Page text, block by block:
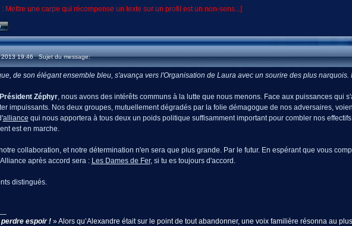
Mettre une carpe qui récompense un texte sur un profil est un non-sens...]
2013 19:46 Sujet du message:
de son élégant ensemble bleu, s'avança vers l'Organisation de Laura avec un sourire des plus
Président Zéphyr, nous avons des intérêts communs à la lutte que nous menons. Face aux puissances qui
impuissants. Nos deux groupes, mutuellement dégradés par la folie démagogue de nos adversaires,
alliance qui nous apportera à tous deux un poids politique suffisamment important pour combler nos
est en marche.
collaboration, et notre détermination n'en sera que plus grande. Par le futur. En espérant que vous
après accord sera : Les Dames de Fer, si tu es toujours d'accord.
distingués.
espoir ! » Alors qu’Alexandre était sur le point de tout abandonner, une voix familière résonna au